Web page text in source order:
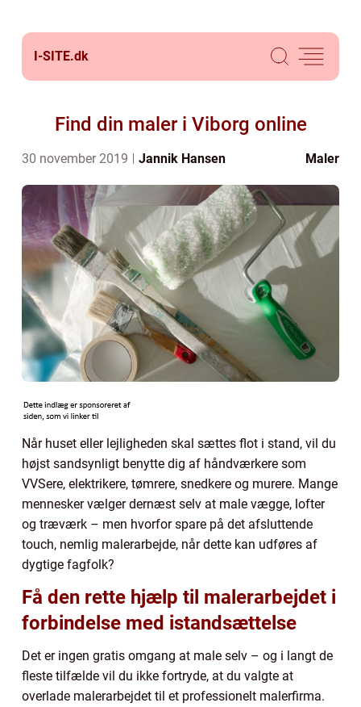
I-SITE.dk
Find din maler i Viborg online
30 november 2019 Jannik Hansen Maler
Når huset eller lejligheden skal sættes flot i stand, vil du
højst sandsynligt benytte dig af håndværkere som
VVSere, elektrikere, tømrere, snedkere og murere. Mange
mennesker vælger dernæst selv at male vægge, lofter
og træværk – men hvorfor spare på det afsluttende
touch, nemlig malerarbejde, når dette kan udføres af
dygtige fagfolk?
Få den rette hjælp til malerarbejdet i
forbindelse med istandsættelse
Det er ingen gratis omgang at male selv – og i langt de
fleste tilfælde vil du ikke fortryde, at du valgte at
overlade malerarbejdet til et professionelt malerfirma.